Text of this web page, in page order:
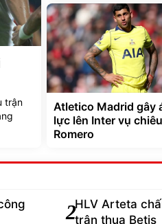
trận
Atletico Madrid gây
lực lên Inter vụ
Romero
2HLV Arteta
trận thua Betis